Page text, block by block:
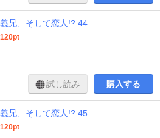
兄、そして恋人!? 44
120pt
試し読み 購入する
兄、そして恋人!? 45
120pt